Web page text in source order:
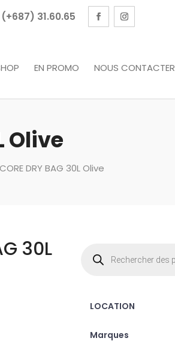
(+687) 31.60.65
EN PROMO NOUS CONTACTER
Olive
DRY BAG 30L Olive
30L
produits
LOCATION
Marques